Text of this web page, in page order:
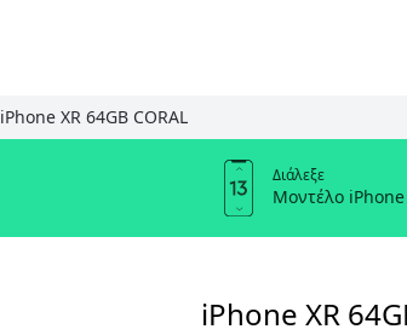
iPhone XR 64GB CORAL
Διάλεξε
Μοντέλο iPhone
iPhone XR